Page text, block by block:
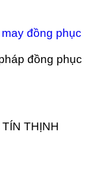
đồng phục
THỊNH